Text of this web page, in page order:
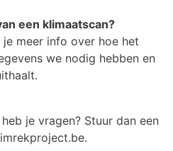
een klimaatscan?
je meer info over hoe het
we nodig hebben en
je vragen? Stuur dan een